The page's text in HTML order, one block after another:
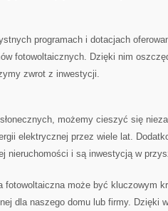
programach i dotacjach
fotowoltaicznych. Dzięki nim
zwrot z inwestycji.
możemy‍ cieszyć się
elektrycznej ‍przez wiele lat.
nieruchomości i ‌są inwestycją w
fotowoltaiczna może być kluczowym
dla naszego⁣ domu lub firmy.⁤ Dzięki